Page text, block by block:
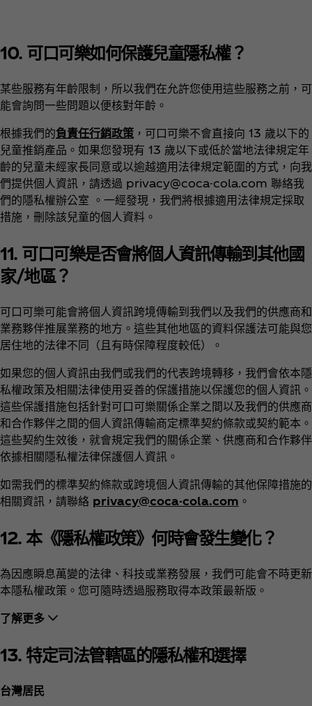
10. 可口可樂如何保護兒童隱私權？
某些服務有年齡限制，所以我們在允許您使用這些服務之前，可
能會詢問一些問題以便核對年齡。
根據我們的負責任行銷政策 ，可口可樂不會直接向 13 歲以下的
兒童推銷產品。如果您發現有 13 歲以下或低於當地法律規定年
齡的兒童未經家長同意或以逾越適用法律規定範圍的方式，向我
們提供個人資訊，請透過 privacy@coca-cola.com 聯絡我
們的隱私權辦公室 。一經發現，我們將根據適用法律規定採取
措施，刪除該兒童的個人資料。
11. 可口可樂是否會將個人資訊傳輸到其他國
家/地區？
可口可樂可能會將個人資訊跨境傳輸到我們以及我們的供應商和
業務夥伴推展業務的地方。這些其他地區的資料保護法可能與您
居住地的法律不同（且有時保障程度較低）。
如果您的個人資訊由我們或我們的代表跨境轉移，我們會依本隱
私權政策及相關法律使用妥善的保護措施以保護您的個人資訊。
這些保護措施包括針對可口可樂關係企業之間以及我們的供應商
和合作夥伴之間的個人資訊傳輸商定標準契約條款或契約範本。
這些契約生效後，就會規定我們的關係企業、供應商和合作夥伴
依據相關隱私權法律保護個人資訊。
如需我們的標準契約條款或跨境個人資訊傳輸的其他保障措施的
相關資訊，請聯絡 privacy@coca-cola.com 。
12. 本《隱私權政策》何時會發生變化？
為因應瞬息萬變的法律、科技或業務發展，我們可能會不時更新
本隱私權政策。您可隨時透過服務取得本政策最新版。
了解更多
13. 特定司法管轄區的隱私權和選擇
台灣居民